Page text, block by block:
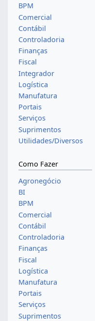
BPM
Comercial
Contábil
Controladoria
Finanças
Fiscal
Integrador
Logística
Manufatura
Portais
Serviços
Suprimentos
Utilidades/Diversos
Como Fazer
Agronegócio
BI
BPM
Comercial
Contábil
Controladoria
Finanças
Fiscal
Logística
Manufatura
Portais
Serviços
Suprimentos